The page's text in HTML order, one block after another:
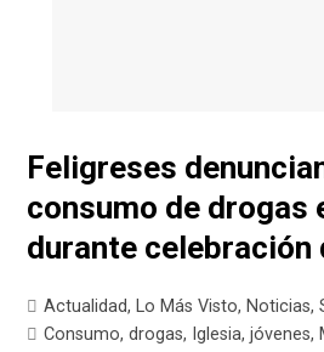
Feligreses
consumo de drogas
durante celebración
Actualidad, Lo Más Visto, Noticias,
Consumo,drogas, Iglesia,jóvenes,